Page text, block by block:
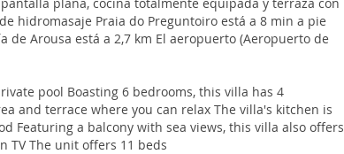
hidromasaje Praia do Preguntoiro está a 8 min a pie
de Arousa está a 2,7 km El aeropuerto (Aeropuerto de
pool Boasting 6 bedrooms, this villa has 4
and terrace where you can relax The villa's kitchen is
Featuring a balcony with sea views, this villa also offers
TV The unit offers 11 beds